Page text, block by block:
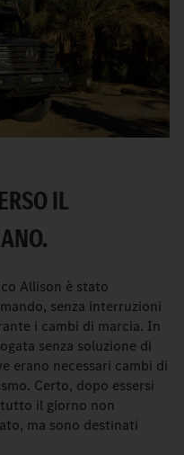
IL
Allison è stato
senza interruzioni
i cambi di marcia. In
senza soluzione di
erano necessari cambi di
Certo, dopo essersi
il giorno non
ma sono destinati